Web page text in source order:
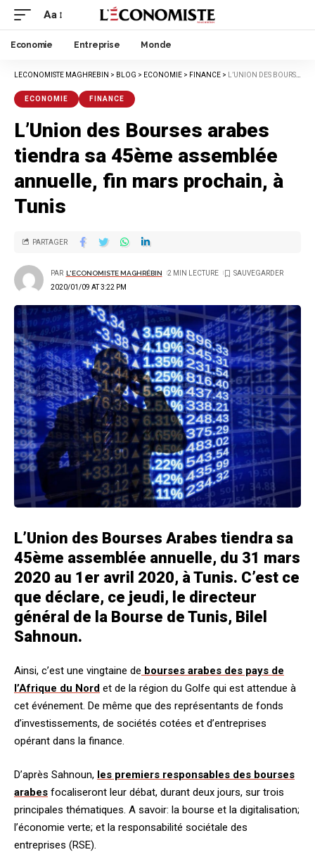
Aa
Economie Entreprise Monde
LECONOMISTE MAGHREBIN > BLOG > ECONOMIE > FINANCE > L’UNION DES BOURSES ARABES TIENDRA SA 45ÈME ASSEMBLÉE ANNUELLE, FIN MARS PROCHAIN, À TUNIS
ECONOMIE FINANCE
L’Union des Bourses arabes
tiendra sa 45ème assemblée
annuelle, fin mars prochain, à
Tunis
2020/01/09 AT 3:22 PM
PAR L'ECONOMISTE MAGHRÉBIN 2 MIN LECTURE
PARTAGER
L’Union des Bourses Arabes tiendra sa
45ème assemblée annuelle, du 31 mars
2020 au 1er avril 2020, à Tunis. C’est ce
que déclare, ce jeudi, le directeur
général de la Bourse de Tunis, Bilel
Sahnoun.
Ainsi, c’est une vingtaine de bourses arabes des pays de
l’Afrique du Nord et de la région du Golfe qui est attendue à
cet événement. De même que des représentants de fonds
d’investissements, de sociétés cotées et d’entreprises
opérant dans la finance.
D’après Sahnoun, les premiers responsables des bourses
arabes focaliseront leur débat, durant deux jours, sur trois
principales thématiques. A savoir: la bourse et la digitalisation;
l’économie verte; et la responsabilité sociétale des
entreprises (RSE).